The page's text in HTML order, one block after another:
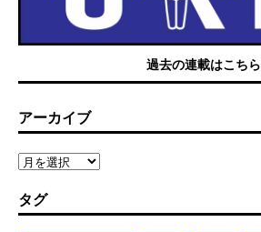
過去の連載はこちら
アーカイブ
タグ